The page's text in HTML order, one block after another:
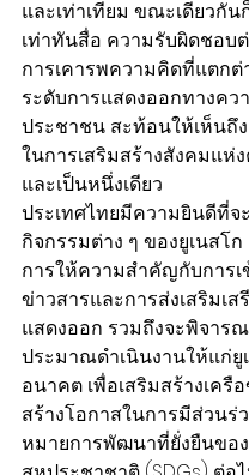
และเท่าเทียม ขณะเดียวกัน
เท่าทันสื่อ ความรับผิดชอบ
การเคารพความคิดที่แตกต่
ระดับการแสดงออกทางคว
ประชาชน สะท้อนให้เห็นถึ
ในการเสริมสร้างสังคมแห่
และเป็นหนึ่งเดียว
ประเทศไทยมีความยินดีที่
กิจกรรมต่าง ๆ ของยูเนสโก
การให้ความสำคัญกับการ
ข่าวสารและการส่งเสริมเ
แสดงออก รวมถึงจะพิจาร
ประมาณดำเนินงานให้แก่ยู
อนาคต เพื่อเสริมสร้างเครื
สร้างโอกาสในการมีส่วนร่
หมายการพัฒนาที่ยั่งยืนของ